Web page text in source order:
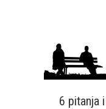
6 pitanja